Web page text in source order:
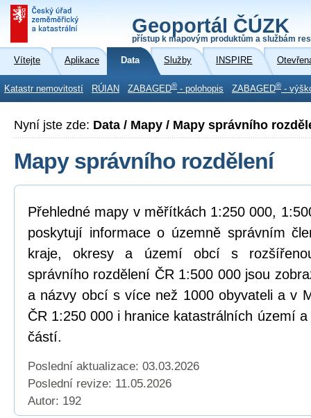
Geoportál ČÚZK
přístup k mapovým produktům a službám
Vítejte Aplikace Data Služby INSPIRE
Katastr nemovitostí RÚIAN ZABAGED® - polohopis ZABAGED® -
Nyní jste zde: Data / Mapy / Mapy správního
Mapy správního rozdělení
Přehledné mapy v měřítkách 1:250 000,
poskytují informace o územně správním
kraje, okresy a území obcí s
správního rozdělení ČR 1:500 000 jsou
a názvy obcí s více než 1000 obyvateli a v
ČR 1:250 000 i hranice katastrálních území
částí.
Poslední aktualizace: 03.03.2026
Poslední revize: 11.05.2026
Autor: 192